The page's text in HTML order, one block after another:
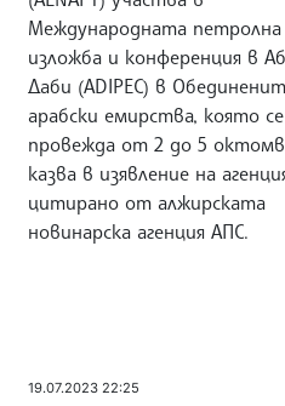
Международната петролна
изложба и конференция в
Даби (ADIPEC) в
арабски емирства, която се
провежда от 2 до 5
казва в изявление на
цитирано от алжирската
новинарска агенция АПС.
19.07.2023 22:25